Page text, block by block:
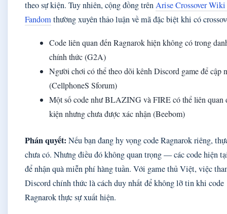
theo sự kiện. Tuy nhiên, cộng đồng trênArise Crossover
Fandomthường xuyên thảo luận về mã đặc biệt khi có
Code liên quan đến Ragnarok hiện không có trong
chính thức (G2A)
Người chơi có thể theo dõi kênh Discord game để cập
(CellphoneS Sforum)
Một số code như BLAZING và FIRE có thể liên quan
kiện nhưng chưa được xác nhận (Beebom)
Phán quyết: Nếu bạn đang hy vọng code Ragnarok riêng,
chưa có. Nhưng điều đó không quan trọng — các code hiện
để nhận quà miễn phí hàng tuần. Với game thủ Việt, việc
Discord chính thức là cách duy nhất để không lỡ tin khi code
Ragnarok thực sự xuất hiện.